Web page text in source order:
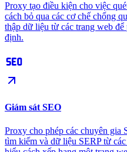
Proxy tạo điều kiện cho việc
cách bỏ qua các cơ chế chống
thập dữ liệu từ các trang web
định.
Giám sát SEO
Proxy cho phép các chuyên gia
tìm kiếm và dữ liệu SERP từ